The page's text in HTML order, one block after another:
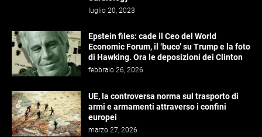
luglio 20, 2023
Epstein files: cade il Ceo del World
Economic Forum, il ‘buco’ su Trump e la foto
di Hawking. Ora le deposizioni dei Clinton
febbraio 26, 2026
UE, la controversa norma sul trasporto di
armi e armamenti attraverso i confini
europei
marzo 27, 2026